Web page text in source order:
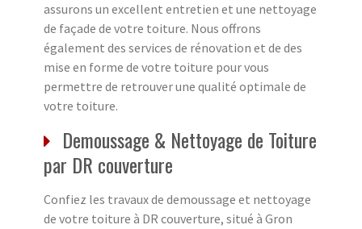
assurons un excellent entretien et une nettoyage
de façade de votre toiture. Nous offrons
également des services de rénovation et de des
mise en forme de votre toiture pour vous
permettre de retrouver une qualité optimale de
votre toiture.
Demoussage & Nettoyage de Toiture
par DR couverture
Confiez les travaux de demoussage et nettoyage
de votre toiture à DR couverture, situé à Gron